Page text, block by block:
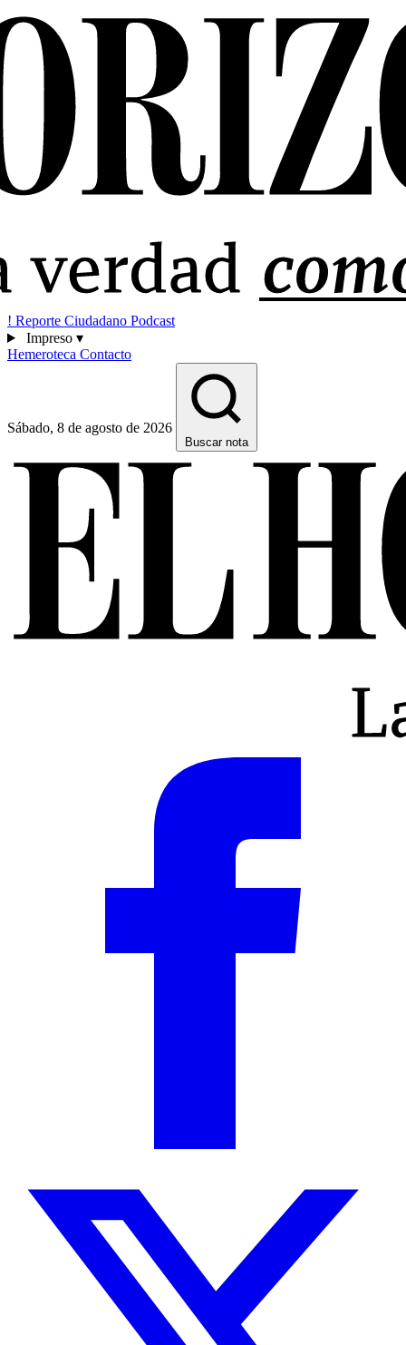
! Reporte Ciudadano Podcast
Impreso ▾
Hemeroteca Contacto
Sábado, 8 de agosto de 2026
Buscar nota